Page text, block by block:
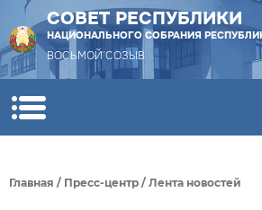
СОВЕТ РЕСПУБЛИКИ
НАЦИОНАЛЬНОГО СОБРАНИЯ
ВОСЬМОЙ СОЗЫВ
Главная / Пресс-центр / Лента новостей